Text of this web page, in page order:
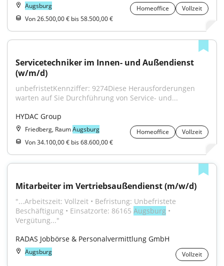
Augsburg Homeoffice
Vollzeit
Von 26.500,00 € bis 58.500,00 €
Servicetechniker im Innen- und Außendienst
(w/m/d)
unbefristetKennziffer: 9274Diese Herausforderungen
warten auf Sie Durchführung von Service- und...
HYDAC Group
Friedberg, RaumAugsburg Homeoffice
Vollzeit
Von 34.100,00 € bis 68.600,00 €
Mitarbeiter im Vertriebsaußendienst (m/w/d)
"...Arbeitszeit: Vollzeit • Befristung: Unbefristete
Beschäftigung • Einsatzorte: 86165 Augsburg •
Vergütung..."
RADAS Jobbörse & Personalvermittlung GmbH
Augsburg Vollzeit